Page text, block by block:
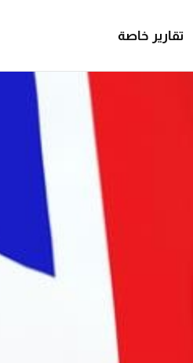
تقارير خاصة